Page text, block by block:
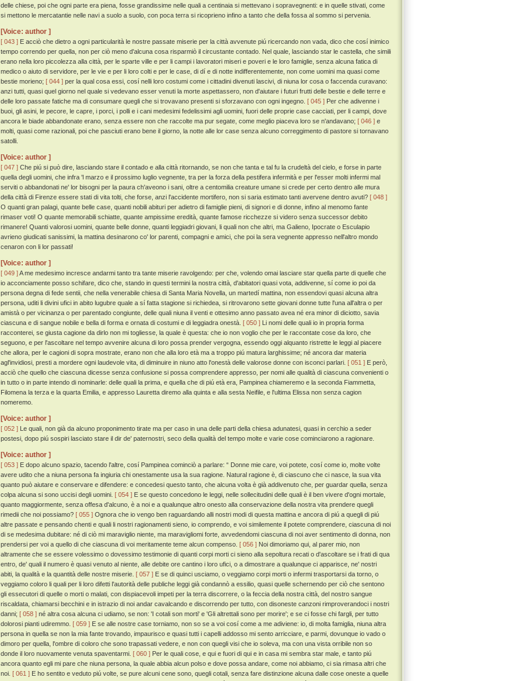
delle chiese, poi che ogni parte era piena, fosse grandissime nelle quali a centinaia si mettevano i sopravegnenti: e in quelle stivati, come
si mettono le mercatantie nelle navi a suolo a suolo, con poca terra si ricoprieno infino a tanto che della fossa al sommo si pervenia.
[Voice: author ]
[ 043 ] E acciò che dietro a ogni particularità le nostre passate miserie per la città avvenute piú ricercando non vada, dico che cosí inimico
tempo correndo per quella, non per ciò meno d'alcuna cosa risparmiò il circustante contado. Nel quale, lasciando star le castella, che simili
erano nella loro piccolezza alla città, per le sparte ville e per li campi i lavoratori miseri e poveri e le loro famiglie, senza alcuna fatica di
medico o aiuto di servidore, per le vie e per li loro colti e per le case, di dí e di notte indifferentemente, non come uomini ma quasi come
bestie morieno; [ 044 ] per la qual cosa essi, cosí nelli loro costumi come i cittadini divenuti lascivi, di niuna lor cosa o faccenda curavano:
anzi tutti, quasi quel giorno nel quale si vedevano esser venuti la morte aspettassero, non d'aiutare i futuri frutti delle bestie e delle terre e
delle loro passate fatiche ma di consumare quegli che si trovavano presenti si sforzavano con ogni ingegno. [ 045 ] Per che adivenne i
buoi, gli asini, le pecore, le capre, i porci, i polli e i cani medesimi fedelissimi agli uomini, fuori delle proprie case cacciati, per li campi, dove
ancora le biade abbandonate erano, senza essere non che raccolte ma pur segate, come meglio piaceva loro se n'andavano; [ 046 ] e
molti, quasi come razionali, poi che pasciuti erano bene il giorno, la notte alle lor case senza alcuno correggimento di pastore si tornavano
satolli.
[Voice: author ]
[ 047 ] Che piú si può dire, lasciando stare il contado e alla città ritornando, se non che tanta e tal fu la crudeltà del cielo, e forse in parte
quella degli uomini, che infra 'l marzo e il prossimo luglio vegnente, tra per la forza della pestifera infermità e per l'esser molti infermi mal
serviti o abbandonati ne' lor bisogni per la paura ch'aveono i sani, oltre a centomilia creature umane si crede per certo dentro alle mura
della città di Firenze essere stati di vita tolti, che forse, anzi l'accidente mortifero, non si saria estimato tanti avervene dentro avuti? [ 048 ]
O quanti gran palagi, quante belle case, quanti nobili abituri per adietro di famiglie pieni, di signori e di donne, infino al menomo fante
rimaser voti! O quante memorabili schiatte, quante ampissime eredità, quante famose ricchezze si videro senza successor debito
rimanere! Quanti valorosi uomini, quante belle donne, quanti leggiadri giovani, li quali non che altri, ma Galieno, Ipocrate o Esculapio
avrieno giudicati sanissimi, la mattina desinarono co' lor parenti, compagni e amici, che poi la sera vegnente appresso nell'altro mondo
cenaron con li lor passati!
[Voice: author ]
[ 049 ]A me medesimo incresce andarmi tanto tra tante miserie ravolgendo: per che, volendo omai lasciare star quella parte di quelle che
io acconciamente posso schifare, dico che, stando in questi termini la nostra città, d'abitatori quasi vota, addivenne, sí come io poi da
persona degna di fede sentii, che nella venerabile chiesa di Santa Maria Novella, un martedí mattina, non essendovi quasi alcuna altra
persona, uditi li divini ufici in abito lugubre quale a sí fatta stagione si richiedea, si ritrovarono sette giovani donne tutte l'una all'altra o per
amistà o per vicinanza o per parentado congiunte, delle quali niuna il venti e ottesimo anno passato avea né era minor di diciotto, savia
ciascuna e di sangue nobile e bella di forma e ornata di costumi e di leggiadra onestà. [ 050 ] Li nomi delle quali io in propria forma
racconterei, se giusta cagione da dirlo non mi togliesse, la quale è questa: che io non voglio che per le raccontate cose da loro, che
seguono, e per l'ascoltare nel tempo avvenire alcuna di loro possa prender vergogna, essendo oggi alquanto ristrette le leggi al piacere
che allora, per le cagioni di sopra mostrate, erano non che alla loro età ma a troppo piú matura larghissime; né ancora dar materia
agl'invidiosi, presti a mordere ogni laudevole vita, di diminuire in niuno atto l'onestà delle valorose donne con isconci parlari. [ 051 ] E però,
acciò che quello che ciascuna dicesse senza confusione si possa comprendere appresso, per nomi alle qualità di ciascuna convenienti o
in tutto o in parte intendo di nominarle: delle quali la prima, e quella che di piú età era, Pampinea chiameremo e la seconda Fiammetta,
Filomena la terza e la quarta Emilia, e appresso Lauretta diremo alla quinta e alla sesta Neifile, e l'ultima Elissa non senza cagion
nomeremo.
[Voice: author ]
[ 052 ] Le quali, non già da alcuno proponimento tirate ma per caso in una delle parti della chiesa adunatesi, quasi in cerchio a seder
postesi, dopo piú sospiri lasciato stare il dir de' paternostri, seco della qualità del tempo molte e varie cose cominciarono a ragionare.
[Voice: author ]
[ 053 ] E dopo alcuno spazio, tacendo l'altre, cosí Pampinea cominciò a parlare: “ Donne mie care, voi potete, cosí come io, molte volte
avere udito che a niuna persona fa ingiuria chi onestamente usa la sua ragione. Natural ragione è, di ciascuno che ci nasce, la sua vita
quanto può aiutare e conservare e difendere: e concedesi questo tanto, che alcuna volta è già addivenuto che, per guardar quella, senza
colpa alcuna si sono uccisi degli uomini. [ 054 ] E se questo concedono le leggi, nelle sollecitudini delle quali è il ben vivere d'ogni mortale,
quanto maggiormente, senza offesa d'alcuno, è a noi e a qualunque altro onesto alla conservazione della nostra vita prendere quegli
rimedii che noi possiamo? [ 055 ] Ognora che io vengo ben raguardando alli nostri modi di questa mattina e ancora di piú a quegli di piú
altre passate e pensando chenti e quali li nostri ragionamenti sieno, io comprendo, e voi similemente il potete comprendere, ciascuna di noi
di se medesima dubitare: né di ciò mi maraviglio niente, ma maravigliomi forte, avvedendomi ciascuna di noi aver sentimento di donna, non
prendersi per voi a quello di che ciascuna di voi meritamente teme alcun compenso. [ 056 ] Noi dimoriamo qui, al parer mio, non
altramente che se essere volessimo o dovessimo testimonie di quanti corpi morti ci sieno alla sepoltura recati o d'ascoltare se i frati di qua
entro, de' quali il numero è quasi venuto al niente, alle debite ore cantino i loro ufici, o a dimostrare a qualunque ci apparisce, ne' nostri
abiti, la qualità e la quantità delle nostre miserie. [ 057 ] E se di quinci usciamo, o veggiamo corpi morti o infermi trasportarsi da torno, o
veggiamo coloro li quali per li loro difetti l'autorità delle publiche leggi già condannò a essilio, quasi quelle schernendo per ciò che sentono
gli essecutori di quelle o morti o malati, con dispiacevoli impeti per la terra discorrere, o la feccia della nostra città, del nostro sangue
riscaldata, chiamarsi becchini e in istrazio di noi andar cavalcando e discorrendo per tutto, con disoneste canzoni rimproverandoci i nostri
danni; [ 058 ] né altra cosa alcuna ci udiamo, se non: 'I cotali son morti' e 'Gli altrettali sono per morire'; e se ci fosse chi fargli, per tutto
dolorosi pianti udiremmo. [ 059 ] E se alle nostre case torniamo, non so se a voi cosí come a me adiviene: io, di molta famiglia, niuna altra
persona in quella se non la mia fante trovando, impaurisco e quasi tutti i capelli addosso mi sento arricciare, e parmi, dovunque io vado o
dimoro per quella, l'ombre di coloro che sono trapassati vedere, e non con quegli visi che io soleva, ma con una vista orribile non so
donde il loro nuovamente venuta spaventarmi. [ 060 ] Per le quali cose, e qui e fuori di qui e in casa mi sembra star male, e tanto piú
ancora quanto egli mi pare che niuna persona, la quale abbia alcun polso e dove possa andare, come noi abbiamo, ci sia rimasa altri che
noi. [ 061 ] E ho sentito e veduto piú volte, se pure alcuni cene sono, quegli cotali, senza fare distinzione alcuna dalle cose oneste a quelle